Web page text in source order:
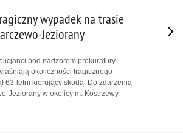
wypadek na trasie
Jeziorany
pod nadzorem prokuratury
okoliczności tragicznego
63-letni kierujący skodą. Do zdarzenia
Jeziorany w okolicy m. Kostrzewy.